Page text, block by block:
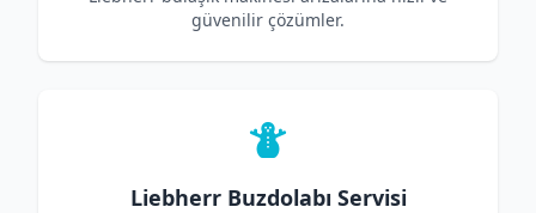
güvenilir çözümler.
Liebherr Buzdolabı Servisi